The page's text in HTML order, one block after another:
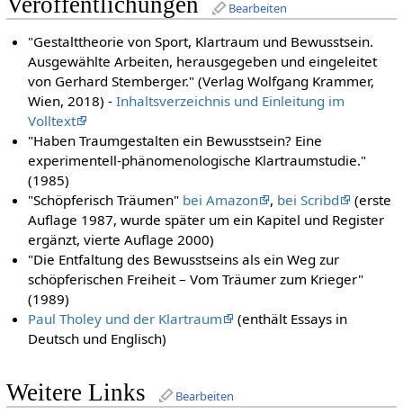
Bearbeiten
"Gestalttheorie von Sport, Klartraum und Bewusstsein.
Ausgewählte Arbeiten, herausgegeben und eingeleitet
von Gerhard Stemberger." (Verlag Wolfgang Krammer,
Wien, 2018) -Inhaltsverzeichnis und Einleitung im
Volltext
"Haben Traumgestalten ein Bewusstsein? Eine
experimentell-phänomenologische Klartraumstudie."
(1985)
"Schöpferisch Träumen" bei Amazon , bei Scribd
(erste
Auflage 1987, wurde später um ein Kapitel und Register
ergänzt, vierte Auflage 2000)
"Die Entfaltung des Bewusstseins als ein Weg zur
schöpferischen Freiheit – Vom Träumer zum Krieger"
(1989)
Paul Tholey und der Klartraum
(enthält Essays in
Deutsch und Englisch)
Weitere Links Bearbeiten